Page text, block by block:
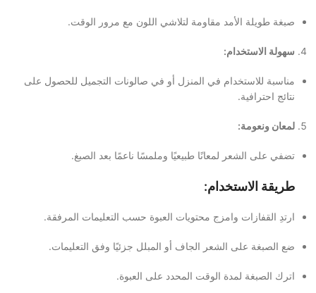
صبغة طويلة الأمد مقاومة لتلاشي اللون مع مرور الوقت.
سهولة الاستخدام:
مناسبة للاستخدام في المنزل أو في صالونات التجميل للحصول على
نتائج احترافية.
لمعان ونعومة:
تضفي على الشعر لمعانًا طبيعيًا وملمسًا ناعمًا بعد الصبغ.
طريقة الاستخدام:
ارتدِ القفازات وامزج محتويات العبوة حسب التعليمات المرفقة.
ضع الصبغة على الشعر الجاف أو المبلل جزئيًا وفق التعليمات.
اترك الصبغة لمدة الوقت المحدد على العبوة.